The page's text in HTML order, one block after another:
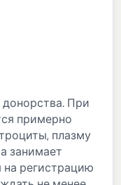
При
примерно
плазму
занимает
на регистрацию